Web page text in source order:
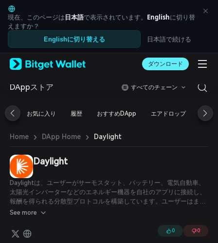
English
日本語
Tiếng Việt
Русский
Español (Latinoamérica)
Italiano
Deutsch
繁體中文
Português (Portugal)
ภาษาไทย
العربية
हिन्दी
বাংলা
Español
Português (Brasil)
Español (Argentina)
現在、このページは日本語で表示されています。 Englishに切り替
えますか？
Englishに切り替える 日本語で続ける
ダウンロード
DAppストア すべてのチェーン
お気に入り 履歴 おすすめDApp エアドロップ DeFi
Home › DApp Home › Daylight
Daylight
Daylightは、ユーザーがサーモスタット、バッテリー、電気自動車、
太陽光インバーターなどのエネルギー機器を自社のアプリに接続し、
報酬を得られる分散型プロトコルを構築しています。ユーザーはま
た、Daylightのマーケットプレイスに参加して、太陽光パネル、電気
ーアップグレードにアクセスすることも可能です。
See more
0 0